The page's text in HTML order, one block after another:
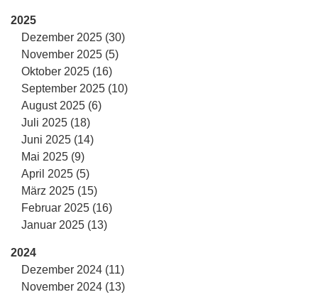
2025
Dezember 2025 (30)
November 2025 (5)
Oktober 2025 (16)
September 2025 (10)
August 2025 (6)
Juli 2025 (18)
Juni 2025 (14)
Mai 2025 (9)
April 2025 (5)
März 2025 (15)
Februar 2025 (16)
Januar 2025 (13)
2024
Dezember 2024 (11)
November 2024 (13)